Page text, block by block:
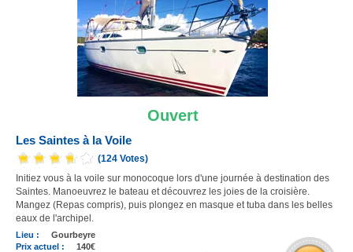
Ouvert
Les Saintes à la Voile
(124 Votes)
Initiez vous à la voile sur monocoque lors d'une journée à destination des
Saintes. Manoeuvrez le bateau et découvrez les joies de la croisière.
Mangez (Repas compris), puis plongez en masque et tuba dans les belles
eaux de l'archipel.
Lieu :
Gourbeyre
Prix actuel :
140€